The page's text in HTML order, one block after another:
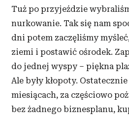
Tuż po przyjeździe
nurkowanie. Tak się nam
dni potem zaczęliśmy
ziemi i postawić ośrodek.
do jednej wyspy – piękna
Ale były kłopoty.
miesiącach, za częściowo
bez żadnego biznesplanu,